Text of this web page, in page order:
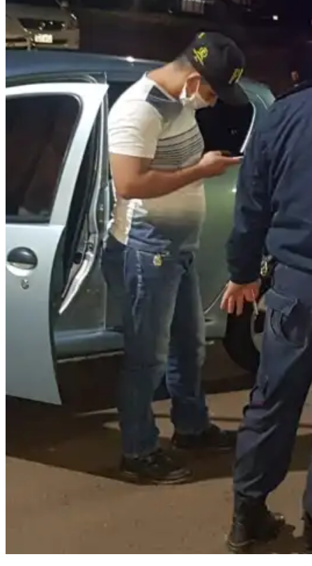
botón de modo del sitio
Buscar: